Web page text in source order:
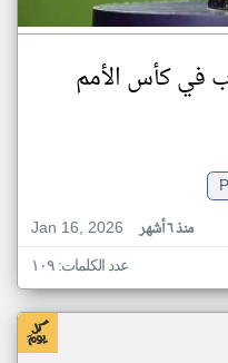
عرب في كأس الأمم
Jan 16, 2026
منذ ٦ أشهر
عدد الكلمات: ١٠٩